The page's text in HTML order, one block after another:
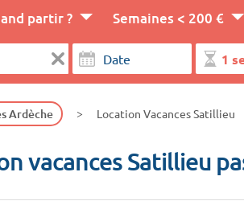
partir ? Semaines < 200 €
Ardèche Location Vacances Satillieu
vacances Satillieu